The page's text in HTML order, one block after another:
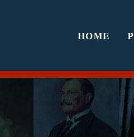
HOME